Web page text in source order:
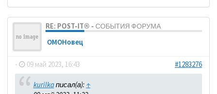
RE: POST-IT® - СОБЫТИЯ ФОРУМА
ОМОНовец
- 09 май 2023, 16:43 #1283276
kurilkaписал(а): ↑